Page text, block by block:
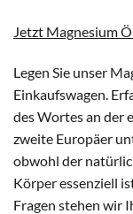
Jetzt Magnesium
Legen Sie unser
Einkaufswagen.
des Wortes an der
zweite Europäer
obwohl der
Körper essenziell
Fragen stehen wir